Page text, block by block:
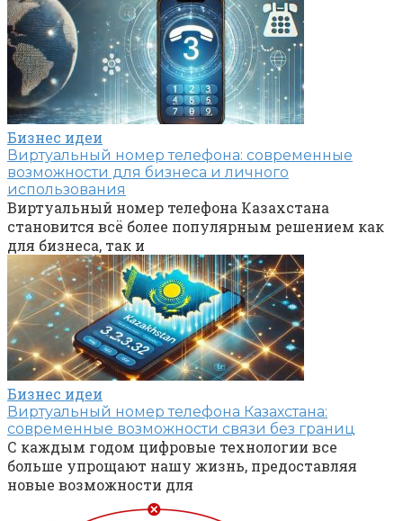
Бизнес идеи
Виртуальный номер телефона: современные
возможности для бизнеса и личного
использования
Виртуальный номер телефона Казахстана
становится всё более популярным решением как
для бизнеса, так и
Бизнес идеи
Виртуальный номер телефона Казахстана:
современные возможности связи без границ
С каждым годом цифровые технологии все
больше упрощают нашу жизнь, предоставляя
новые возможности для